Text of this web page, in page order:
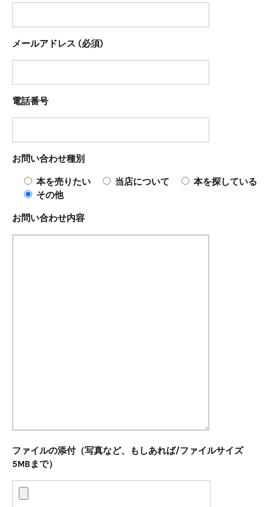
メールアドレス (必須)
電話番号
お問い合わせ種別
本を売りたい 当店について
本を探している
その他
お問い合わせ内容
ファイルの添付（写真など、もしあれば/ファイルサイズ
5MBまで）